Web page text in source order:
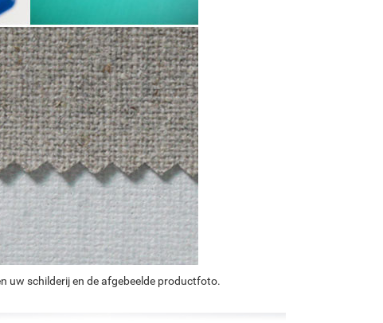
uw schilderij en de afgebeelde productfoto.